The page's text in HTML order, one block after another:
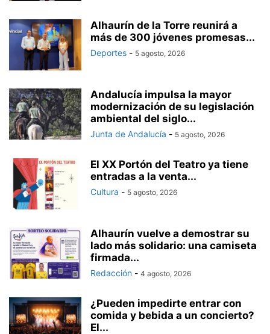
Alhaurín de la Torre reunirá a
más de 300 jóvenes promesas...
Deportes - 5 agosto, 2026
Andalucía impulsa la mayor
modernización de su legislación
ambiental del siglo...
Junta de Andalucía - 5 agosto, 2026
El XX Portón del Teatro ya tiene
entradas a la venta...
Cultura - 5 agosto, 2026
Alhaurín vuelve a demostrar su
lado más solidario: una camiseta
firmada...
Redacción - 4 agosto, 2026
¿Pueden impedirte entrar con
comida y bebida a un concierto?
El...